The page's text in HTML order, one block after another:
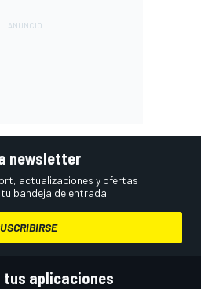
newsletter
actualizaciones y ofertas
bandeja de entrada.
tus aplicaciones